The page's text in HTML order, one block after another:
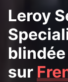
Leroy
sur